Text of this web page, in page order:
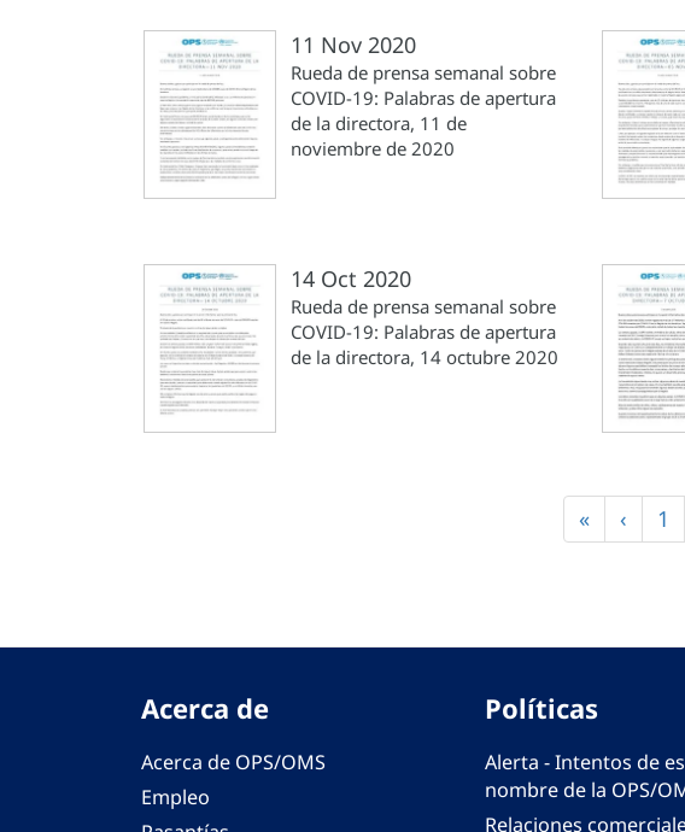
11 Nov 2020
Rueda de prensa semanal sobre
COVID-19: Palabras de apertura
de la directora, 11 de
noviembre de 2020
14 Oct 2020
Rueda de prensa semanal sobre
COVID-19: Palabras de apertura
de la directora, 14 octubre 2020
Primera
página
«
Página
‹ 1
Acerca de
Acerca de OPS/OMS
Empleo
Políticas
Alerta - Intentos de
nombre de la OPS/
Relaciones